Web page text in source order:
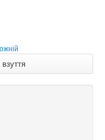
РОС